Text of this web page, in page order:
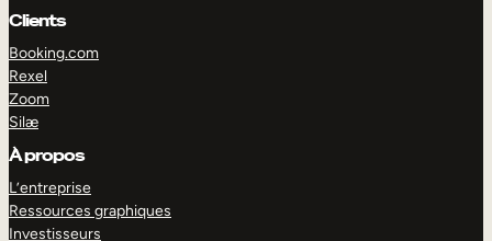
Clients
Booking.com
Rexel
Zoom
Silæ
À propos
L’entreprise
Ressources graphiques
Investisseurs